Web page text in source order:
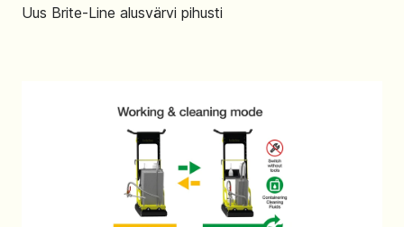
Uus Brite-Line alusvärvi pihusti